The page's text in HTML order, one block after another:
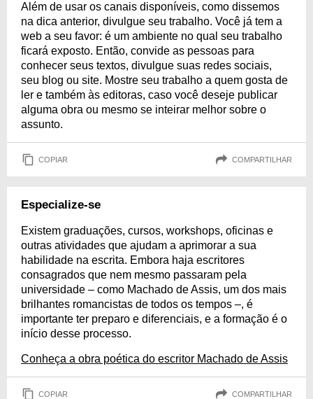
Além de usar os canais disponíveis, como dissemos
na dica anterior, divulgue seu trabalho. Você já tem a
web a seu favor: é um ambiente no qual seu trabalho
ficará exposto. Então, convide as pessoas para
conhecer seus textos, divulgue suas redes sociais,
seu blog ou site. Mostre seu trabalho a quem gosta de
ler e também às editoras, caso você deseje publicar
alguma obra ou mesmo se inteirar melhor sobre o
assunto.
COPIAR COMPARTILHAR
Especialize-se
Existem graduações, cursos, workshops, oficinas e
outras atividades que ajudam a aprimorar a sua
habilidade na escrita. Embora haja escritores
consagrados que nem mesmo passaram pela
universidade – como Machado de Assis, um dos mais
brilhantes romancistas de todos os tempos –, é
importante ter preparo e diferenciais, e a formação é o
início desse processo.
Conheça a obra poética do escritor Machado de Assis
COPIAR COMPARTILHAR